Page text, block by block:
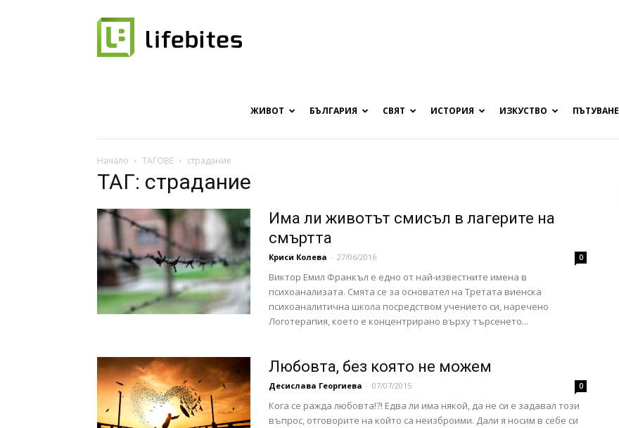
списание
за
хапки
вкус
ЖИВОТ БЪЛГАРИЯ СВЯТ ИСТОРИЯ ИЗКУСТВО ПЪТУВАНЕ
Начало ТАГОВЕ страдание
ТАГ: страдание
Има ли животът смисъл в лагерите на
смъртта
Криси Колева - 27/06/2016 0
Виктор Емил Франкъл е едно от най-известните имена в
психоанализата. Смята се за основател на Третата виенска
психоаналитична школа посредством учението си, наречено
Логотерапия, което е концентрирано върху търсенето...
Любовта, без която не можем
Десислава Георгиева - 07/07/2015 0
Кога се ражда любовта!?! Едва ли има някой, да не си е задавал този
въпрос, отговорите на който са неизброими. Дали я носим в себе си